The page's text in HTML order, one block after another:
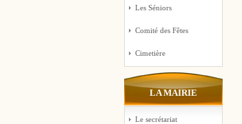
Les Séniors
Comité des Fêtes
Cimetière
LA MAIRIE
Le secrétariat